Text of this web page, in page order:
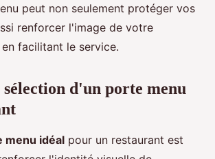
peut non seulement protéger vos
renforcer l'image de votre
facilitant le service.
d'un porte menu
menu idéal pour un restaurant est